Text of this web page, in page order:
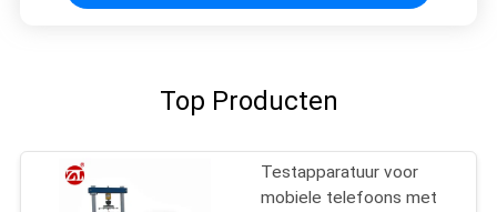
Top Producten
Testapparatuur voor
mobiele telefoons met